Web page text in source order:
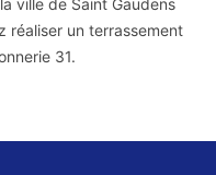
réaliser un terrassement
31.